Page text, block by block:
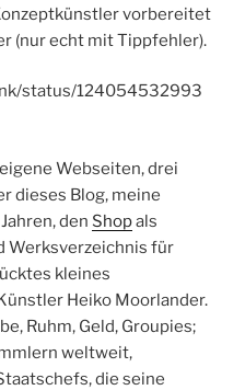
vorbereitet
(nur echt mit Tippfehler).
status/124054532993
Webseiten, drei
dieses Blog, meine
den Shopals
Werksverzeichnis für
kleines
Heiko Moorlander.
Ruhm, Geld, Groupies;
weltweit,
die seine